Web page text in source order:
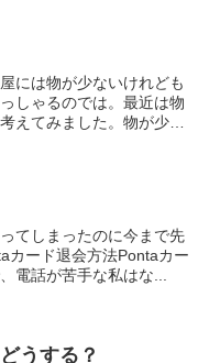
には物が少ないけれども
しゃるのでは。最近は物
えてみました。物が少な
てしまったのに今まで先
カード退会方法Pontaカー
電話が苦手な私はな...
うする？